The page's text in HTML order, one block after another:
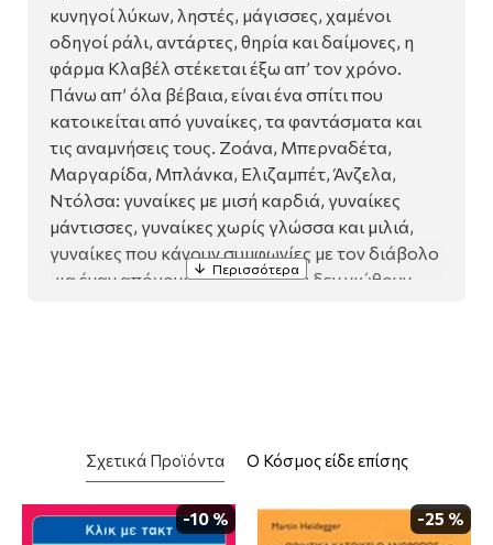
κυνηγοί λύκων, ληστές, μάγισσες, χαμένοι
οδηγοί ράλι, αντάρτες, θηρία και δαίμονες, η
φάρμα Κλαβέλ στέκεται έξω απ’ τον χρόνο.
Πάνω απ’ όλα βέβαια, είναι ένα σπίτι που
κατοικείται από γυναίκες, τα φαντάσματα και
τις αναμνήσεις τους. Ζοάνα, Μπερναδέτα,
Μαργαρίδα, Μπλάνκα, Ελιζαμπέτ, Άνζελα,
Ντόλσα: γυναίκες με μισή καρδιά, γυναίκες
μάντισσες, γυναίκες χωρίς γλώσσα και μιλιά,
γυναίκες που κάνουν συμφωνίες με τον διάβολο
για έναν απόγονο, γυναίκες που δεν νιώθουν
θανάτου, λήθης και μνήμης, πραγματικότητας
και μυθοπλασίας, από τη βραβευμένη
συγγραφέα τούΤραγουδώ εγώ και το βουνό
χορεύει.
Σχετικά Προϊόντα Ο Κόσμος είδε επίσης
-10 % -25 %